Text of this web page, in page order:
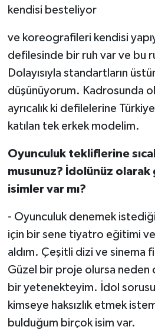
kendisi besteliyor
ve koreografileri kendisi
defilesinde bir ruh var ve bu
Dolayısıyla standartların
düşünüyorum. Kadrosunda
ayrıcalık ki defilelerine
katılan tek erkek modelim.
Oyunculuk tekliflerine
musunuz? İdolünüz
isimler var mı?
- Oyunculuk denemek
için bir sene tiyatro eğitimi
aldım. Çeşitli dizi ve sinema
Güzel bir proje olursa neden
bir yetenekteyim. İdol
kimseye haksızlık etmek
bulduğum birçok isim var.